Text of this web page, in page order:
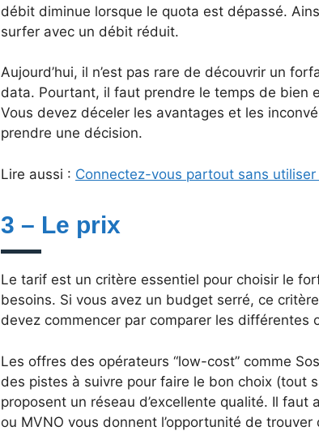
débit diminue lorsque le quota est dépassé.
surfer avec un débit réduit.
Aujourd’hui, il n’est pas rare de découvrir un
data. Pourtant, il faut prendre le temps de bien
Vous devez déceler les avantages et les
prendre une décision.
Lire aussi : Connectez-vous partout sans
3 – Le prix
Le tarif est un critère essentiel pour choisir le
besoins. Si vous avez un budget serré, ce
devez commencer par comparer les différentes
Les offres des opérateurs “low-cost” comme
des pistes à suivre pour faire le bon choix (tout
proposent un réseau d’excellente qualité. Il
ou MVNO vous donnent l’opportunité de